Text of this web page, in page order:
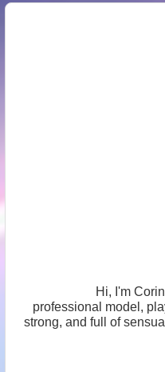
Hi, I'm
professional model,
strong, and full of